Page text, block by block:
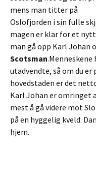
mens man titter på
Oslofjorden i sin fulle
magen er klar for et
man gå opp Karl Johan
Scotsman
utadvendte, så om du
hovedstaden er det
Karl Johan er omringet
mest å gå videre mot
på en hyggelig kveld.
hjem.